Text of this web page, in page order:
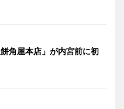
角屋本店」が内宮前に初